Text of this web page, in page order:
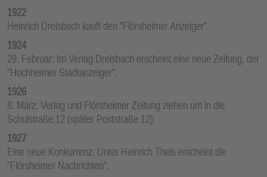
1922
Heinrich Dreisbach kauft den "Flörsheimer Anzeiger".
1924
29. Februar: Im Verlag Dreisbach erscheint eine neue Zeitung, der
"Hochheimer Stadtanzeiger".
1926
8. März: Verlag und Flörsheimer Zeitung ziehen um in die
Schulstraße 12 (später Poststraße 12).
1927
Eine neue Konkurrenz: Unter Heinrich Theis erscheint die
"Flörsheimer Nachrichten".